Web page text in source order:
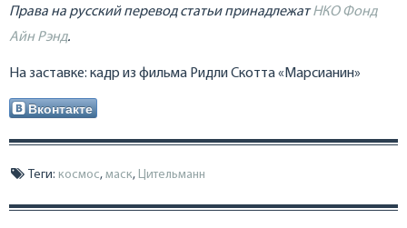
Права на русский перевод статьи принадлежатНКО Фонд
Айн Рэнд.
На заставке: кадр из фильма Ридли Скотта «Марсианин»
Вконтакте
Теги: космос, маск, Цительманн